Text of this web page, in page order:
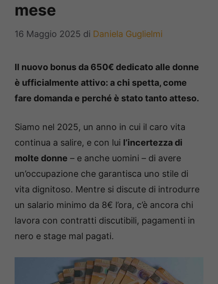
mese
16 Maggio 2025 di Daniela Guglielmi
Il nuovo bonus da 650€ dedicato alle donne
è ufficialmente attivo: a chi spetta, come
fare domanda e perché è stato tanto atteso.
Siamo nel 2025, un anno in cui il caro vita
continua a salire, e con lui l’incertezza di
molte donne – e anche uomini – di avere
un’occupazione che garantisca uno stile di
vita dignitoso. Mentre si discute di introdurre
un salario minimo da 8€ l’ora, c’è ancora chi
lavora con contratti discutibili, pagamenti in
nero e stage mal pagati.